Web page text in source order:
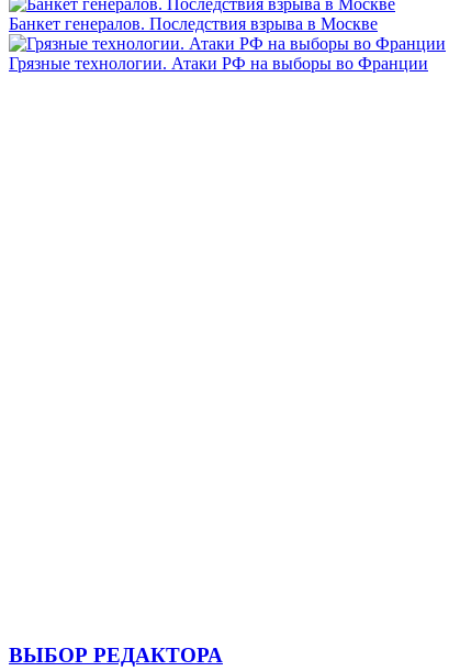
Банкет генералов. Последствия взрыва в Москве
Грязные технологии. Атаки РФ на выборы во Франции
ВЫБОР РЕДАКТОРА